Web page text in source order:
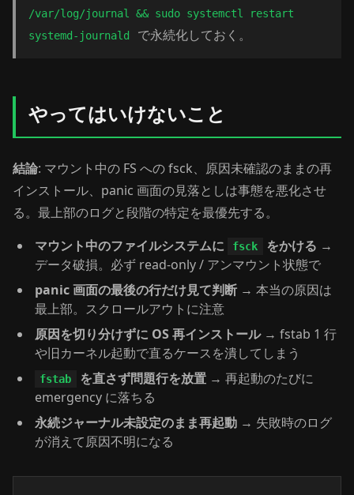
/var/log/journal && sudo systemctl restart
systemd-journald
で永続化しておく。
やってはいけないこと
結論: マウント中の FS への fsck、原因未確認のままの再
インストール、panic 画面の見落としは事態を悪化させ
る。最上部のログと段階の特定を最優先する。
マウント中のファイルシステムに
fsck をかける →
データ破損。必ず read-only / アンマウント状態で
panic 画面の最後の行だけ見て判断 → 本当の原因は
最上部。スクロールアウトに注意
原因を切り分けずに OS 再インストール→ fstab 1 行
や旧カーネル起動で直るケースを潰してしまう
fstab を直さず問題行を放置→ 再起動のたびに
emergency に落ちる
永続ジャーナル未設定のまま再起動 → 失敗時のログ
が消えて原因不明になる